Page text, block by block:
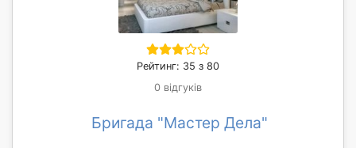
Рейтинг: 35 з 80
0 відгуків
Бригада "Мастер Дела"